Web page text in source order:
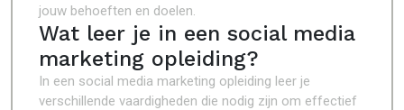
jouw behoeften en doelen.
Wat leer je in een social media
marketing opleiding?
In een social media marketing opleiding leer je
verschillende vaardigheden die nodig zijn om effectief